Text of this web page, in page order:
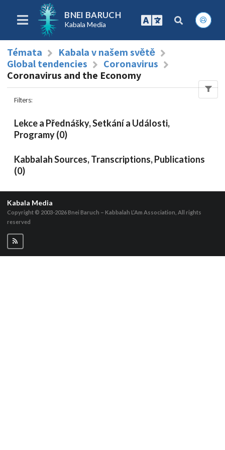
BNEI BARUCH
Kabala Media
Témata
Kabala v našem světě
Global tendencies
Coronavirus
Coronavirus and the Economy
Filters:
Lekce a Přednášky, Setkání a Události,
Programy (0)
Kabbalah Sources, Transcriptions, Publications
(0)
Kabala Media
Copyright © 2003-2026Bnei Baruch – Kabbalah L’Am Association, All rights
reserved